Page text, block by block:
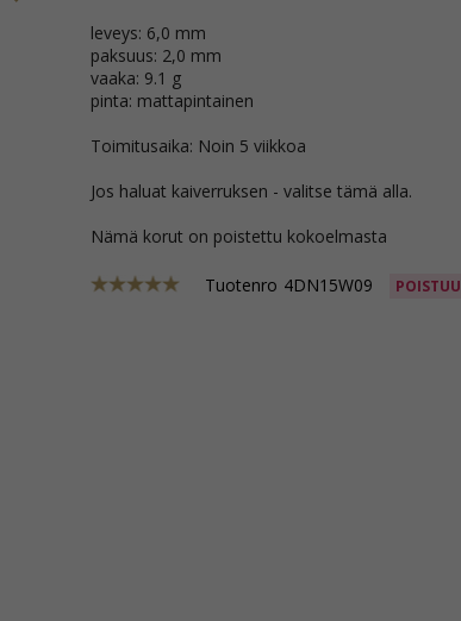
leveys: 6,0 mm
paksuus: 2,0 mm
vaaka: 9.1 g
pinta: mattapintainen
Toimitusaika: Noin 5 viikkoa
Jos haluat kaiverruksen - valitse tämä alla.
Nämä korut on poistettu kokoelmasta
Tuotenro 4DN15W09 POISTUU